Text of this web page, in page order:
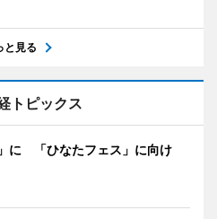
と見る
トピックス
に 「ひなたフェス」に向け